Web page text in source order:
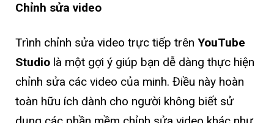
Chỉnh sửa video
Trình chỉnh sửa video trực tiếp trên YouTube
Studio là một gợi ý giúp bạn dễ dàng thực hiện
chỉnh sửa các video của minh. Điều này hoàn
toàn hữu ích dành cho người không biết sử